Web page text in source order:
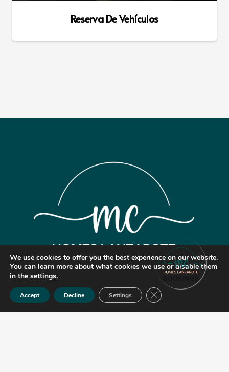
Reserva De Vehículos
© 2024 | MC Homes Lanzarote
We use cookies to offer you the best experience on our website.
You can learn more about what cookies we use or disable them
in the settings.
Accept Decline Settings Cerrar el banner de